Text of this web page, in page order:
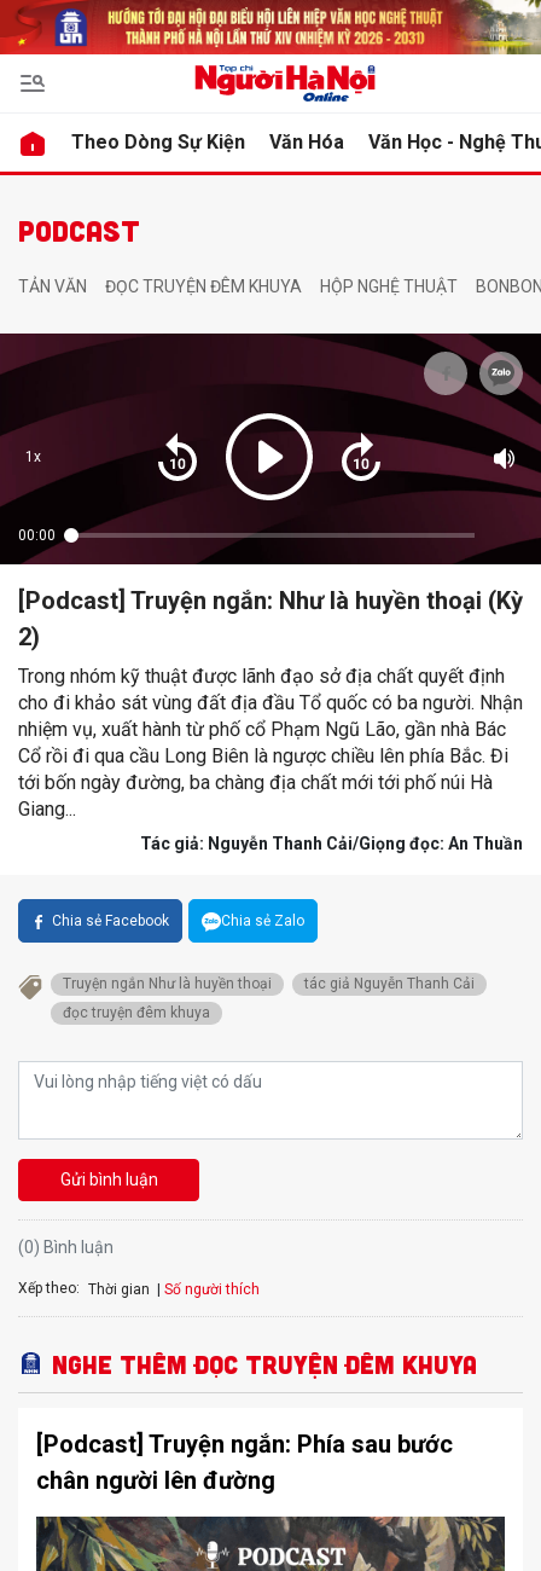
Theo Dòng Sự Kiện Văn Hóa Văn Học - Nghệ
PODCAST
TẢN VĂN ĐỌC TRUYỆN ĐÊM KHUYA HỘP NGHỆ THUẬT
1x
00:00
[Podcast] Truyện ngắn: Như là huyền thoại (Kỳ
2)
Trong nhóm kỹ thuật được lãnh đạo sở địa chất quyết định
cho đi khảo sát vùng đất địa đầu Tổ quốc có ba người. Nhận
nhiệm vụ, xuất hành từ phố cổ Phạm Ngũ Lão, gần nhà Bác
Cổ rồi đi qua cầu Long Biên là ngược chiều lên phía Bắc. Đi
tới bốn ngày đường, ba chàng địa chất mới tới phố núi Hà
Giang...
Tác giả: Nguyễn Thanh Cải/Giọng đọc: An Thuần
Chia sẻ Facebook Chia sẻ Zalo
Truyện ngắn Như là huyền thoại
tác giả Nguyễn Thanh Cải
đọc truyện đêm khuya
Gửi bình luận
(0) Bình luận
Xếp theo: Thời gian Số người thích
Nghe thêm Đọc truyện đêm khuya
[Podcast] Truyện ngắn: Phía sau bước
chân người lên đường
luận
Hủy
luận
Hủy